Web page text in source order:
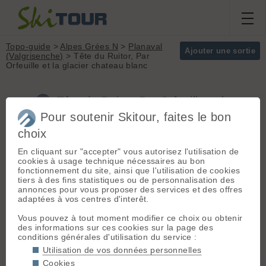
Ajouter une sortie
Topo-guide > Alpes Grées N > Planaval
(Valgrisenche) > Tête du Ruitor, Par
Orfeuille et la glacier chateau blanc
Tête du Ruitor, Par Orfeuille et la
glacier chateau blanc (Alpes Grées N)
Massif :Alpes
Grées N
Sommet :Tête du
Ruitor (3486 m)
Difficulté de
montée :
Difficulté ski :
E1
Départ :Planaval
(Valgrisenche)(1550 m) - De
France : tunnel du Mt Blanc, puis
nationale direction Aoste. Juste
avant d'entrer dans Arvier, prendre
à droite direction Planaval /
Valgrisenche. Après 8 km, Planaval
est sur la droite (panneau indicatif).
Parking à droite avant le village
Depuis Aoste, monter la vallée
jusqu'à Arvier et prendre à gauche
direction Planaval.
Pour soutenir Skitour, faites le bon
choix
En cliquant sur "accepter" vous autorisez l'utilisation de
cookies à usage technique nécessaires au bon
fonctionnement du site, ainsi que l'utilisation de cookies
tiers à des fins statistiques ou de personnalisation des
annonces pour vous proposer des services et des offres
adaptées à vos centres d'interêt.
Vous pouvez à tout moment modifier ce choix ou obtenir
des informations sur ces cookies sur la page des
conditions générales d'utilisation du service :
Utilisation de vos données personnelles
Cookies